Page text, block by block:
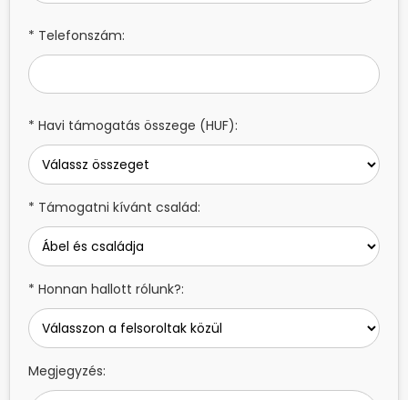
* Telefonszám:
* Havi támogatás összege (HUF):
* Támogatni kívánt család:
* Honnan hallott rólunk?:
Megjegyzés: